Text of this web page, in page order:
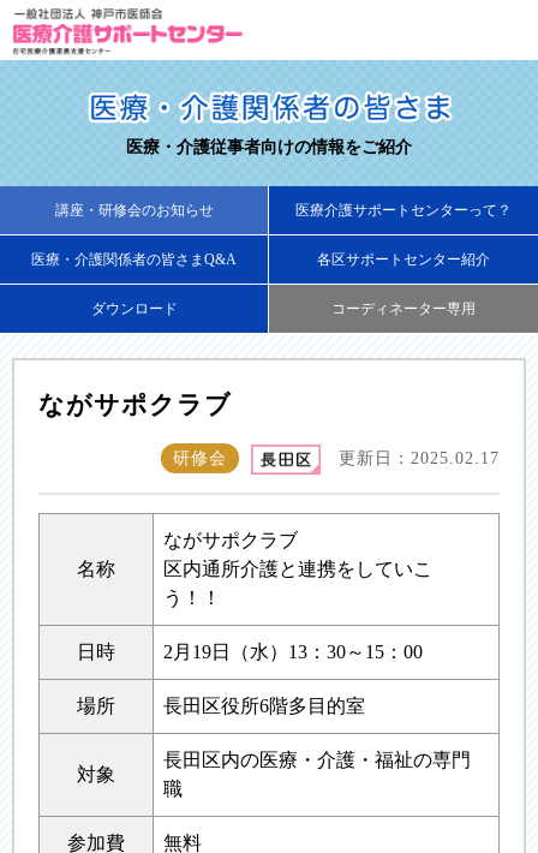
医療・介護従事者向けの情報をご紹介
講座・研修会のお知らせ 医療介護サポートセンターって？
医療・介護関係者の皆さまQ&A 各区サポートセンター紹介
ダウンロード コーディネーター専用
ながサポクラブ
研修会 更新日：2025.02.17
名称
ながサポクラブ
区内通所介護と連携をしていこ
う！！
日時 2月19日（水）13：30～15：00
場所 長田区役所6階多目的室
対象
長田区内の医療・介護・福祉の専門
職
参加費 無料